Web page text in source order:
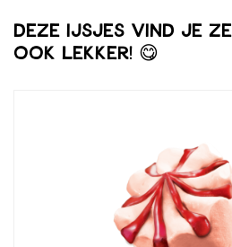
Deze ijsjes vind je
ook lekker! 😋